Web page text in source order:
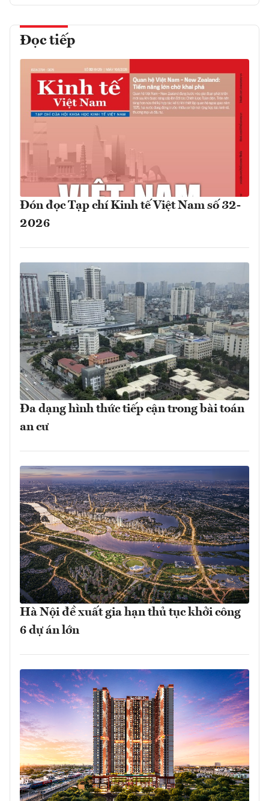
Đọc tiếp
Đón đọc Tạp chí Kinh tế Việt Nam số 32-
2026
Đa dạng hình thức tiếp cận trong bài toán
an cư
Hà Nội đề xuất gia hạn thủ tục khởi công
6 dự án lớn